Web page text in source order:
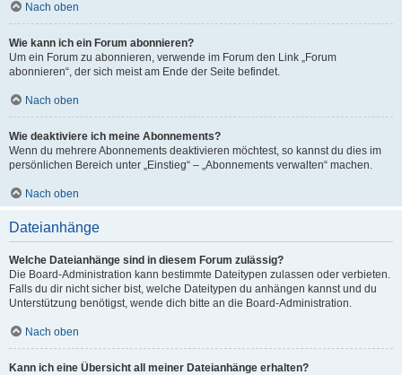
Nach oben
Wie kann ich ein Forum abonnieren?
Um ein Forum zu abonnieren, verwende im Forum den Link „Forum
abonnieren“, der sich meist am Ende der Seite befindet.
Nach oben
Wie deaktiviere ich meine Abonnements?
Wenn du mehrere Abonnements deaktivieren möchtest, so kannst du dies im
persönlichen Bereich unter „Einstieg“ – „Abonnements verwalten“ machen.
Nach oben
Dateianhänge
Welche Dateianhänge sind in diesem Forum zulässig?
Die Board-Administration kann bestimmte Dateitypen zulassen oder verbieten.
Falls du dir nicht sicher bist, welche Dateitypen du anhängen kannst und du
Unterstützung benötigst, wende dich bitte an die Board-Administration.
Nach oben
Kann ich eine Übersicht all meiner Dateianhänge erhalten?